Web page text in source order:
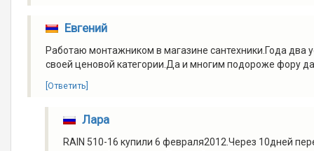
Евгений
Работаю монтажником в магазине сантехники.Года два
своей ценовой категории.Да и многим подороже фору
[Ответить]
Лара
RAIN 510-16 купили 6 февраля2012.Через 10дней